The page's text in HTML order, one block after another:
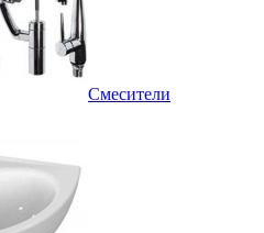
Смесители